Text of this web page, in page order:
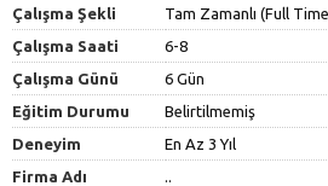
Çalışma Şekli
Tam Zamanlı (Full
Çalışma Saati
6-8
Çalışma Günü
6 Gün
Eğitim Durumu
Belirtilmemiş
Deneyim
En Az 3 Yıl
Firma Adı